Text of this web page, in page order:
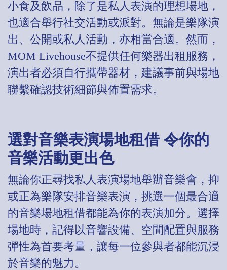
小食及飲品，除了是私人表演的理想場地，
也適合舉行社交活動或派對。無論是樂隊演
出、公開或私人活動，亦相當合適。然而，
MOM Livehouse不提供任何樂器出租服務，
演出者必須自行攜帶器材，建議事前與場地
聯繫確認技術細節與佈置需求。
選對音樂表演場地租借 令你的
音樂活動更出色
無論你正尋找私人表演場地舉辦音樂會，抑
或正為樂隊安排音樂表演，挑選一個最合適
的音樂場地租借都能為你的表演加分。選擇
場地時，記得以音響設備、空間配置與服務
彈性為首要考量，讓每一位參與者都能沉浸
於音樂的魅力。